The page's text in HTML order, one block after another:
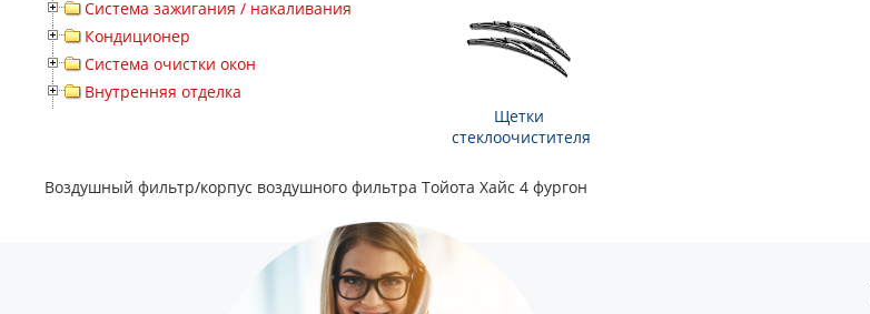
Система зажигания / накаливания
Кондиционер
Система очистки окон
Внутренняя отделка
Щетки
стеклоочистителя
Воздушный фильтр/корпус воздушного фильтра Тойота Хайс 4 фургон